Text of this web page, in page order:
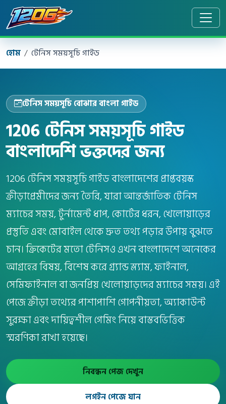
হোম টেনিস সময়সূচি গাইড
টেনিস সময়সূচি বোঝার বাংলা গাইড
1206 টেনিস সময়সূচি গাইড
বাংলাদেশি ভক্তদের জন্য
1206 টেনিস সময়সূচি গাইড বাংলাদেশের প্রাপ্তবয়স্ক
ক্রীড়াপ্রেমীদের জন্য তৈরি, যারা আন্তর্জাতিক টেনিস
ম্যাচের সময়, টুর্নামেন্ট ধাপ, কোর্টের ধরন, খেলোয়াড়ের
প্রস্তুতি এবং মোবাইল থেকে দ্রুত তথ্য পড়ার উপায় বুঝতে
চান। ক্রিকেটের মতো টেনিসও এখন বাংলাদেশে অনেকের
আগ্রহের বিষয়, বিশেষ করে গ্র্যান্ড স্ল্যাম, ফাইনাল,
সেমিফাইনাল বা জনপ্রিয় খেলোয়াড়দের ম্যাচের সময়। এই
পেজে ক্রীড়া তথ্যের পাশাপাশি গোপনীয়তা, অ্যাকাউন্ট
সুরক্ষা এবং দায়িত্বশীল গেমিং নিয়ে বাস্তবভিত্তিক
স্মরণিকা রাখা হয়েছে।
নিবন্ধন পেজ দেখুন
লগইন পেজে যান